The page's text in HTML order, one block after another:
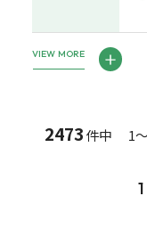
VIEW MORE
2473件中 1～
1